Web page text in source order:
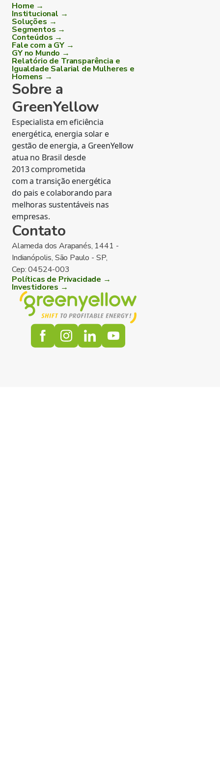
Home →
Institucional →
Soluções →
Segmentos →
Conteúdos →
Fale com a GY →
GY no Mundo →
Relatório de Transparência e
Igualdade Salarial de Mulheres e
Homens →
Sobre a
GreenYellow
Especialista em eficiência
energética, energia solar e
gestão de energia, a GreenYellow
atua no Brasil desde
2013 comprometida
com a transição energética
do pais e colaborando para
melhoras sustentáveis nas
empresas.
Contato
Alameda dos Arapanés, 1441 -
Indianópolis, São Paulo - SP,
Cep: 04524-003
Políticas de Privacidade →
Investidores →